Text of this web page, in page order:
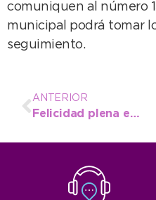
comuniquen al número
municipal podrá tomar
seguimiento.
ANTERIOR
Felicidad plena en la comunidad del CEC Nº 802, que desde ahora se llama “Magnolia del Norte”